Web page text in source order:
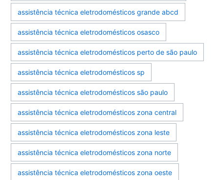
assistência técnica eletrodomésticos grande abcd
assistência técnica eletrodomésticos osasco
assistência técnica eletrodomésticos perto de são paulo
assistência técnica eletrodomésticos sp
assistência técnica eletrodomésticos são paulo
assistência técnica eletrodomésticos zona central
assistência técnica eletrodomésticos zona leste
assistência técnica eletrodomésticos zona norte
assistência técnica eletrodomésticos zona oeste